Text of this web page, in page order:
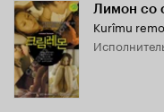
Лимон со
Kurîmu